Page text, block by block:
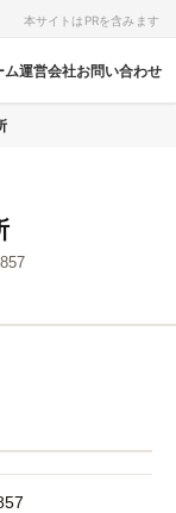
本サイトはPRを含みます
ム運営会社お問い合わせ